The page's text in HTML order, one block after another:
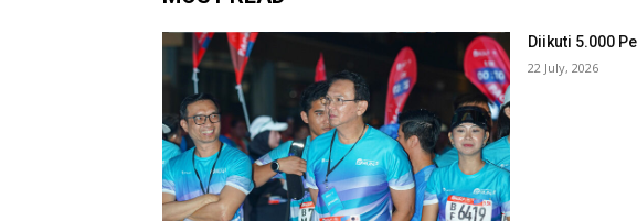
Diikuti 5.000
22 July, 2026